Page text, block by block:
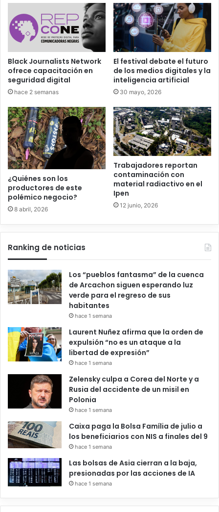
Black Journalists Network
ofrece capacitación en
seguridad digital
hace 2 semanas
El festival debate el futuro
de los medios digitales y la
inteligencia artificial
30 mayo, 2026
¿Quiénes son los
productores de este
polémico negocio?
8 abril, 2026
Trabajadores reportan
contaminación con
material radiactivo en el
Ipen
12 junio, 2026
Ranking de noticias
Los “pueblos fantasma” de la cuenca
de Arcachon siguen esperando luz
verde para el regreso de sus
habitantes
hace 1 semana
Laurent Nuñez afirma que la orden de
expulsión “no es un ataque a la
libertad de expresión”
hace 1 semana
Zelensky culpa a Corea del Norte y a
Rusia del accidente de un misil en
Polonia
hace 1 semana
Caixa paga la Bolsa Família de julio a
los beneficiarios con NIS a finales del 9
hace 1 semana
Las bolsas de Asia cierran a la baja,
presionadas por las acciones de IA
hace 1 semana